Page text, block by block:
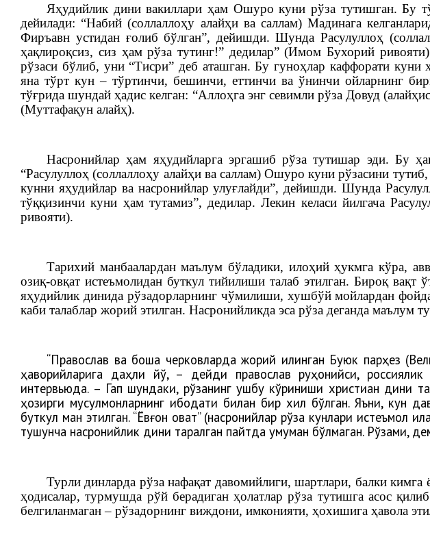
Яҳудийлик дини вакиллари ҳам Ошуро куни рўза тутишган. Бу
дейилади: “Набий (соллаллоҳу алайҳи ва саллам) Мадинага
Фиръавн устидан ғолиб бўлган”, дейишди. Шунда Расулуллоҳ
ҳақлироқсиз, сиз ҳам рўза тутинг!” дедилар” (Имом Бухорий
рўзаси бўлиб, уни “Тисри” деб аташган. Бу гуноҳлар каффорати
яна тўрт кун – тўртинчи, бешинчи, еттинчи ва ўнинчи ойларнинг
тўғрида шундай ҳадис келган: “Аллоҳга энг севимли рўза Довуд
(Муттафақун алайҳ).
Насронийлар ҳам яҳудийларга эргашиб рўза тутишар эди. Бу
“Расулуллоҳ (соллаллоҳу алайҳи ва саллам) Ошуро куни рўзасини
кунни яҳудийлар ва насронийлар улуғлайди”, дейишди. Шунда
тўққизинчи куни ҳам тутамиз”, дедилар. Лекин келаси йилгача
ривояти).
Тарихий манбаалардан маълум бўладики, илоҳий ҳукмга кўра,
озиқ-овқат истеъмолидан буткул тийилиши талаб этилган. Бироқ
яҳудийлик динида рўзадорларнинг чўмилиши, хушбўй мойлардан
каби талаблар жорий этилган. Насронийликда эса рўза деганда маълум
“Православ ва бошқа черковларда жорий қилинган Буюк парҳез
ҳаворийларига даҳли йўқ, – дейди православ руҳонийси,
интервьюда. – Гап шундаки, рўзанинг ушбу кўриниши христиан дини
ҳозирги мусулмонларнинг ибодати билан бир хил бўлган. Яъни, кун
буткул ман этилган. “Ёвғон овқат” (насронийлар рўза кунлари истеъмол
тушунча насронийлик дини тарқалган пайтда умуман бўлмаган. Рўзами,
Турли динларда рўза нафақат давомийлиги, шартлари, балки
ҳодисалар, турмушда рўй берадиган ҳолатлар рўза тутишга асос
белгиланмаган – рўзадорнинг виждони, имконияти, ҳохишига ҳавола